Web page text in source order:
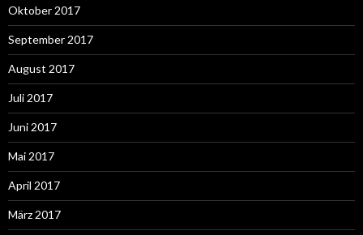
Oktober 2017
September 2017
August 2017
Juli 2017
Juni 2017
Mai 2017
April 2017
März 2017